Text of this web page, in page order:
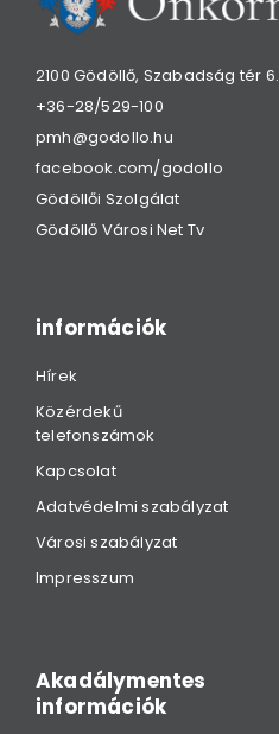
2100 Gödöllő, Szabadság tér 6.
+36-28/529-100
pmh@godollo.hu
facebook.com/godollo
Gödöllői Szolgálat
Gödöllő Városi Net Tv
információk
Hírek
Közérdekű
telefonszámok
Kapcsolat
Adatvédelmi szabályzat
Városi szabályzat
Impresszum
Akadálymentes
információk